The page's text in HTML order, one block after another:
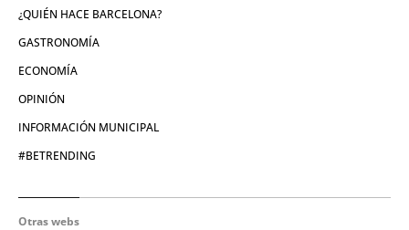
¿QUIÉN HACE BARCELONA?
GASTRONOMÍA
ECONOMÍA
OPINIÓN
INFORMACIÓN MUNICIPAL
#BETRENDING
Otras webs